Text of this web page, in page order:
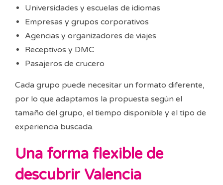
Universidades y escuelas de idiomas
Empresas y grupos corporativos
Agencias y organizadores de viajes
Receptivos y DMC
Pasajeros de crucero
Cada grupo puede necesitar un formato diferente,
por lo que adaptamos la propuesta según el
tamaño del grupo, el tiempo disponible y el tipo de
experiencia buscada.
Una forma flexible de
descubrir Valencia